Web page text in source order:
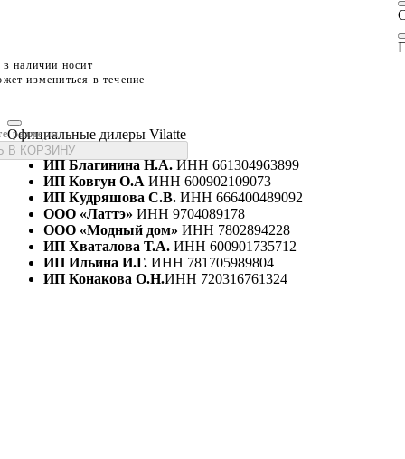
наличии носит
измениться в течение
размеры
В КОРЗИНУ
Официальные дилеры Vilatte
ИП Благинина Н.А.ИНН 661304963899
ИП Ковгун О.А ИНН 600902109073
ИП Кудряшова С.В. ИНН 666400489092
ООО «Латтэ» ИНН 9704089178
ООО «Модный дом» ИНН 7802894228
ИП Хваталова Т.А. ИНН 600901735712
ИП Ильина И.Г. ИНН 781705989804
ИП Конакова О.Н.ИНН 720316761324